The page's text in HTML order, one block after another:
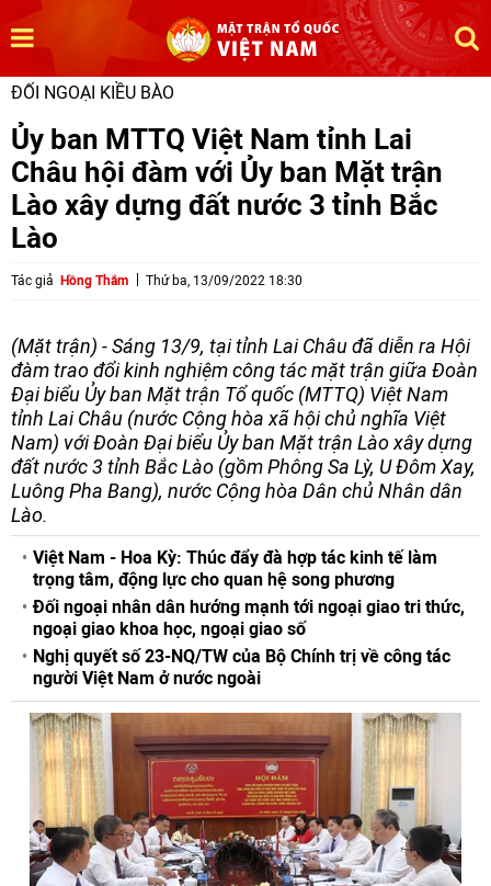
ĐỐI NGOẠI KIỀU BÀO
Ủy ban MTTQ Việt Nam tỉnh Lai
Châu hội đàm với Ủy ban Mặt trận
Lào xây dựng đất nước 3 tỉnh Bắc
Lào
Tác giả Hồng Thắm Thứ ba, 13/09/2022 18:30
(Mặt trận) - Sáng 13/9, tại tỉnh Lai Châu đã diễn ra Hội
đàm trao đổi kinh nghiệm công tác mặt trận giữa Đoàn
Đại biểu Ủy ban Mặt trận Tổ quốc (MTTQ) Việt Nam
tỉnh Lai Châu (nước Cộng hòa xã hội chủ nghĩa Việt
Nam) với Đoàn Đại biểu Ủy ban Mặt trận Lào xây dựng
đất nước 3 tỉnh Bắc Lào (gồm Phông Sa Lỳ, U Đôm Xay,
Luông Pha Bang), nước Cộng hòa Dân chủ Nhân dân
Lào.
Việt Nam - Hoa Kỳ: Thúc đẩy đà hợp tác kinh tế làm
trọng tâm, động lực cho quan hệ song phương
Đối ngoại nhân dân hướng mạnh tới ngoại giao tri thức,
ngoại giao khoa học, ngoại giao số
Nghị quyết số 23-NQ/TW của Bộ Chính trị về công tác
người Việt Nam ở nước ngoài